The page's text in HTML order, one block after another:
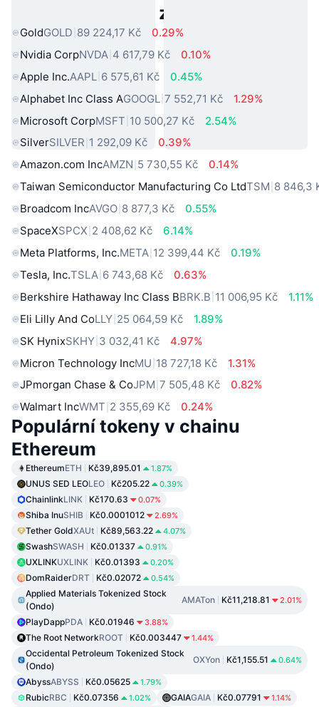
Populární aktiva z reálného světa
GoldGOLD 89 224,17 Kč
0.29%
Nvidia CorpNVDA 4 617,79 Kč
0.10%
Apple Inc.AAPL 6 575,61 Kč
0.45%
Alphabet Inc Class AGOOGL 7 552,71 Kč
1.29%
Microsoft CorpMSFT 10 500,27 Kč
2.54%
SilverSILVER 1 292,09 Kč
0.39%
Amazon.com IncAMZN 5 730,55 Kč
0.14%
Taiwan Semiconductor Manufacturing Co LtdTSM 8 846,3
Broadcom IncAVGO 8 877,3 Kč
0.55%
SpaceXSPCX 2 408,62 Kč
6.14%
Meta Platforms, Inc.META 12 399,44 Kč
0.19%
Tesla, Inc.TSLA 6 743,68 Kč
0.63%
Berkshire Hathaway Inc Class BBRK.B 11 006,95 Kč
1.11%
Eli Lilly And CoLLY 25 064,59 Kč
1.89%
SK HynixSKHY 3 032,41 Kč
4.97%
Micron Technology IncMU 18 727,18 Kč
1.31%
JPmorgan Chase & CoJPM 7 505,48 Kč
0.82%
Walmart IncWMT 2 355,69 Kč 0.24%
Populární tokeny v chainu
Ethereum
EthereumETH Kč39,895.01 1.87%
UNUS SED LEOLEO Kč205.22 0.39%
ChainlinkLINK Kč170.63 0.07%
Shiba InuSHIB Kč0.0001012 2.69%
Tether GoldXAUt Kč89,563.22 4.07%
SwashSWASH Kč0.01337 0.91%
UXLINKUXLINK Kč0.01393 0.20%
DomRaiderDRT Kč0.02072 0.54%
Applied Materials Tokenized Stock
(Ondo)
AMATon Kč11,218.81 2.01%
PlayDappPDA Kč0.01946 3.88%
The Root NetworkROOT Kč0.003447 1.44%
Occidental Petroleum Tokenized Stock
(Ondo)
OXYon Kč1,155.51 0.64%
AbyssABYSS Kč0.05625 1.79%
RubicRBC Kč0.07356 1.02% GAIAGAIA Kč0.07791 1.14%